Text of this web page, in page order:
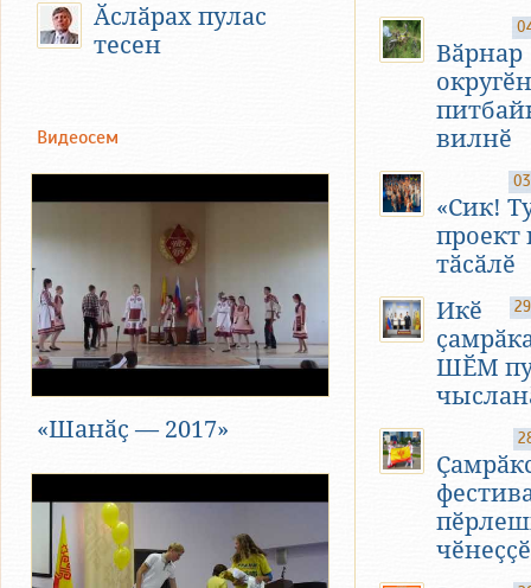
Ӑслӑрах пулас
тесен
Видеосем
«Шанӑҫ — 2017»
Вӑрнар
вилнӗ
«Сик!
проект
тӑсӑлӗ
Икӗ
ШӖМ
чӗнеҫҫӗ